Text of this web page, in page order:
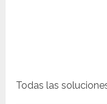
Todas las